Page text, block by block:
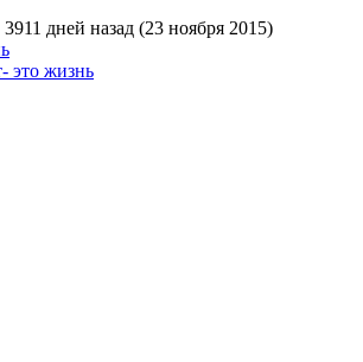
3911 дней назад (23 ноября 2015)
это жизнь